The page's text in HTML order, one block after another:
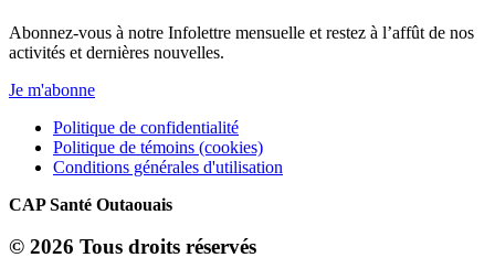
Abonnez-vous à notre Infolettre mensuelle et restez à l’affût de nos
activités et dernières nouvelles.
Je m'abonne
Politique de confidentialité
Politique de témoins (cookies)
Conditions générales d'utilisation
CAP Santé Outaouais
© 2026 Tous droits réservés